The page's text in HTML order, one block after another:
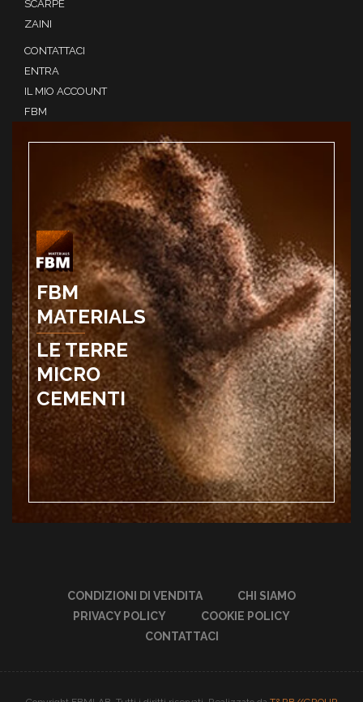
SCARPE
ZAINI
CONTATTACI
ENTRA
IL MIO ACCOUNT
FBM
FBM
MATERIALS
LE TERRE
MICRO
CEMENTI
CONDIZIONI DI VENDITA
CHI SIAMO
PRIVACY POLICY
COOKIE POLICY
CONTATTACI